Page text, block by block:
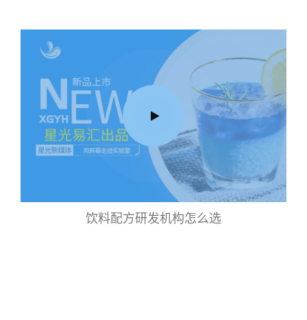
饮料配方研发机构怎么选